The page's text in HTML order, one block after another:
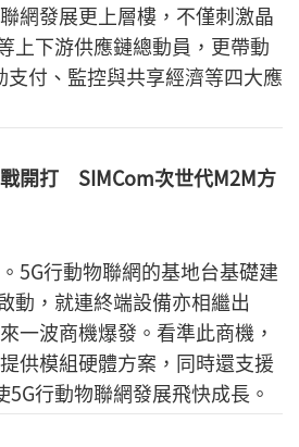
網發展更上層樓，不僅刺激晶
上下游供應鏈總動員，更帶動
付、監控與共享經濟等四大應
開打 SIMCom次世代M2M方
5G行動物聯網的基地台基礎建
動，就連終端設備亦相繼出
一波商機爆發。看準此商機，
供模組硬體方案，同時還支援
5G行動物聯網發展飛快成長。